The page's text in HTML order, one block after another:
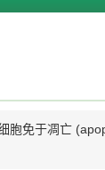
免于凋亡